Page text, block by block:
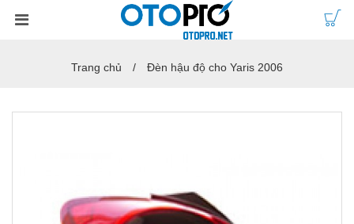
Trang chủ Đèn hậu độ cho Yaris 2006